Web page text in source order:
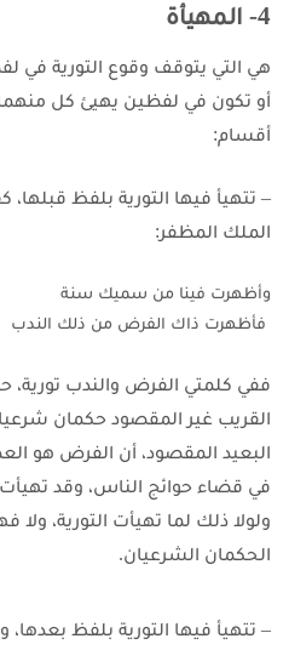
4- المهيأة
هي التي يتوقف وقوع التورية في
أو تكون في لفظين يهيئ كل منهما
أقسام:
– تتهيأ فيها التورية بلفظ
الملك المظفر:
وأظهرت فينا من سميك سنة
فأظهرت ذاك الفرض من ذلك الندب
ففي كلمتي الفرض والندب تورية،
القريب غير المقصود حكمان
البعيد المقصود، أن الفرض هو
في قضاء حوائج الناس، وقد تهيأت
ولولا ذلك لما تهيأت التورية،
الحكمان الشرعيان.
– تتهيأ فيها التورية بلفظ